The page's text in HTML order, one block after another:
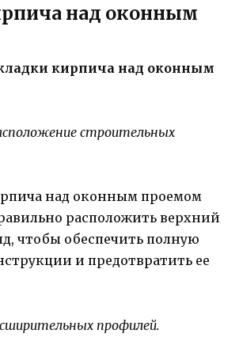
над оконным
кирпича над оконным
строительных
над оконным проемом
расположить верхний
чтобы обеспечить полную
и предотвратить ее
профилей.